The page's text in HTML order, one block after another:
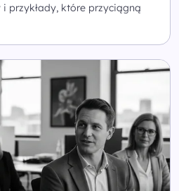
przykłady, które przyciągną